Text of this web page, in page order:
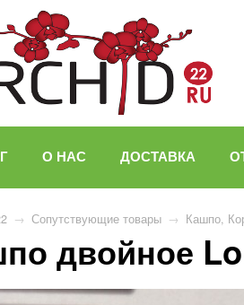
О НАС ДОСТАВКА
→ Сопутствующие товары → Кашпо,
двойное